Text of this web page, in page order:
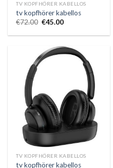
TV KOPFHÖRER KABELLOS
tv kopfhörer kabellos
€72.00 €45.00
TV KOPFHÖRER KABELLOS
tv kopfhörer kabellos